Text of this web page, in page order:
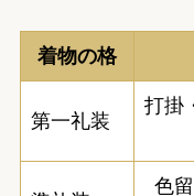
着物の格
第一礼装
打掛
色